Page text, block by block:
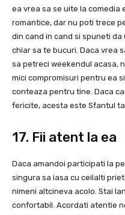
ea vrea sa se uite la comedia
romantice, dar nu poti trece
din cand in cand si spuneti
chiar sa te bucuri. Daca vrea
sa petreci weekendul acasa,
mici compromisuri pentru ea
conteaza pentru tine. Daca
fericite, acesta este Sfantul
17. Fii atent la ea
Daca amandoi participati la
singura sa iasa cu ceilalti
nimeni altcineva acolo. Stai
confortabil. Acordati atentie